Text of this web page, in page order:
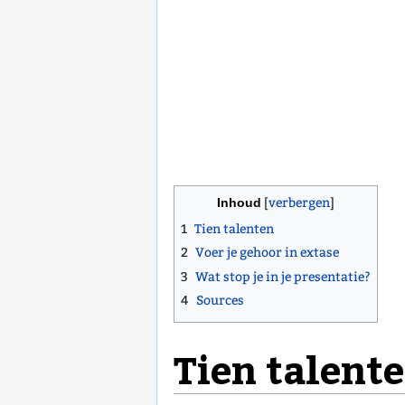
Inhoud
1 Tien talenten
2 Voer je gehoor in extase
3 Wat stop je in je presentatie?
4 Sources
Tien